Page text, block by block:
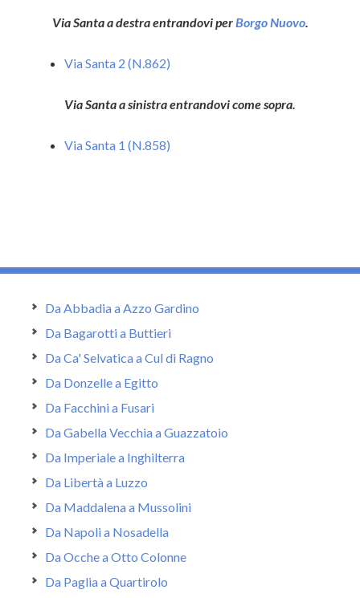
Via Santa a destra entrandovi perBorgo Nuovo.
Via Santa 2 (N.862)
Via Santa a sinistra entrandovi come sopra.
Via Santa 1 (N.858)
Da Abbadia a Azzo Gardino
Da Bagarotti a Buttieri
Da Ca' Selvatica a Cul di Ragno
Da Donzelle a Egitto
Da Facchini a Fusari
Da Gabella Vecchia a Guazzatoio
Da Imperiale a Inghilterra
Da Libertà a Luzzo
Da Maddalena a Mussolini
Da Napoli a Nosadella
Da Ocche a Otto Colonne
Da Paglia a Quartirolo